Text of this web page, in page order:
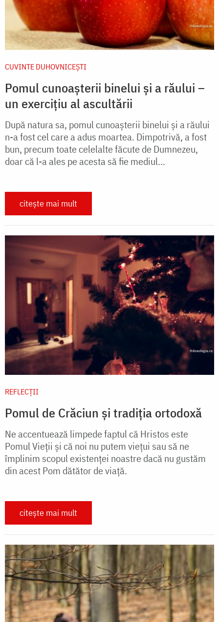
CUVINTE DUHOVNICEȘTI
Pomul cunoașterii binelui și a răului –
un exercițiu al ascultării
După natura sa, pomul cunoașterii binelui și a răului
n-a fost cel care a adus moartea. Dimpotrivă, a fost
bun, precum toate celelalte făcute de Dumnezeu,
doar că l-a ales pe acesta să fie mediul...
citește mai mult
REFLECȚII
Pomul de Crăciun și tradiția ortodoxă
Ne accentuează limpede faptul că Hristos este
Pomul Vieții și că noi nu putem viețui sau să ne
împlinim scopul existenței noastre dacă nu gustăm
din acest Pom dătător de viață.
citește mai mult